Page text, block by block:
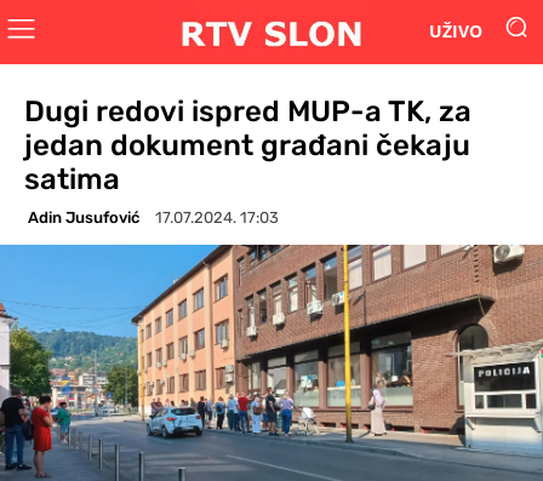
UŽIVO
Dugi redovi ispred MUP-a TK, za
jedan dokument građani čekaju
satima
Adin Jusufović 17.07.2024. 17:03